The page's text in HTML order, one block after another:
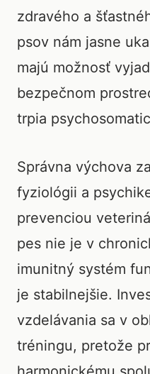
zdravého a
psov nám jasne
majú možnosť
bezpečnom
trpia
Správna výchova
fyziológii a
prevenciou
pes nie je v
imunitný systém
je stabilnejšie.
vzdelávania sa v
tréningu, pretože